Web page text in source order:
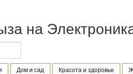
на
Дом и сад Красота и здоровье